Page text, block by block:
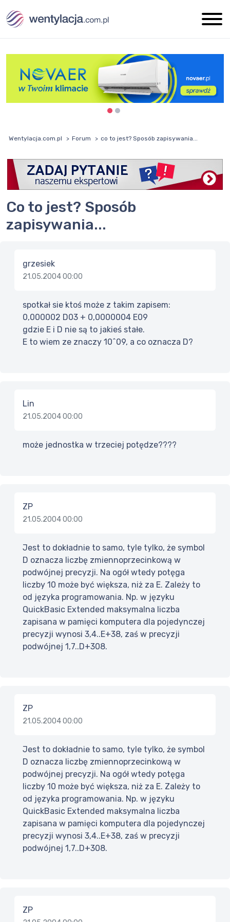
Wentylacja.com.pl Forum co to jest? Sposób zapisywania...
co to jest? Sposób
zapisywania...
grzesiek
21.05.2004 00:00
spotkał sie ktoś może z takim zapisem:
0,000002 D03 + 0,0000004 E09
gdzie E i D nie są to jakieś stałe.
E to wiem ze znaczy 10^09, a co oznacza D?
Lin
21.05.2004 00:00
może jednostka w trzeciej potędze????
ZP
21.05.2004 00:00
Jest to dokładnie to samo, tyle tylko, że symbol
D oznacza liczbę zmiennoprzecinkową w
podwójnej precyzji. Na ogół wtedy potęga
liczby 10 może być większa, niż za E. Zależy to
od języka programowania. Np. w języku
QuickBasic Extended maksymalna liczba
zapisana w pamięci komputera dla pojedynczej
precyzji wynosi 3,4..E+38, zaś w precyzji
podwójnej 1,7..D+308.
ZP
21.05.2004 00:00
Jest to dokładnie to samo, tyle tylko, że symbol
D oznacza liczbę zmiennoprzecinkową w
podwójnej precyzji. Na ogół wtedy potęga
liczby 10 może być większa, niż za E. Zależy to
od języka programowania. Np. w języku
QuickBasic Extended maksymalna liczba
zapisana w pamięci komputera dla pojedynczej
precyzji wynosi 3,4..E+38, zaś w precyzji
podwójnej 1,7..D+308.
ZP